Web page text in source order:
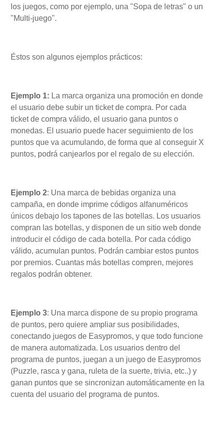
los juegos, como por ejemplo, una "Sopa de letras" o un
"Multi-juego".
Éstos son algunos ejemplos prácticos:
Ejemplo 1: La marca organiza una promoción en donde
el usuario debe subir un ticket de compra. Por cada
ticket de compra válido, el usuario gana puntos o
monedas. El usuario puede hacer seguimiento de los
puntos que va acumulando, de forma que al conseguir X
puntos, podrá canjearlos por el regalo de su elección.
Ejemplo 2: Una marca de bebidas organiza una
campaña, en donde imprime códigos alfanuméricos
únicos debajo los tapones de las botellas. Los usuarios
compran las botellas, y disponen de un sitio web donde
introducir el código de cada botella. Por cada código
válido, acumulan puntos. Podrán cambiar estos puntos
por premios. Cuantas más botellas compren, mejores
regalos podrán obtener.
Ejemplo 3: Una marca dispone de su propio programa
de puntos, pero quiere ampliar sus posibilidades,
conectando juegos de Easypromos, y que todo funcione
de manera automatizada. Los usuarios dentro del
programa de puntos, juegan a un juego de Easypromos
(Puzzle, rasca y gana, ruleta de la suerte, trivia, etc..) y
ganan puntos que se sincronizan automáticamente en la
cuenta del usuario del programa de puntos.